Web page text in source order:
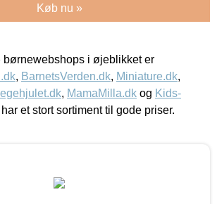
Køb nu »
i øjeblikket er
, BarnetsVerden.dk, Miniature.dk,
, MamaMilla.dk og Kids-
et stort sortiment til gode priser.